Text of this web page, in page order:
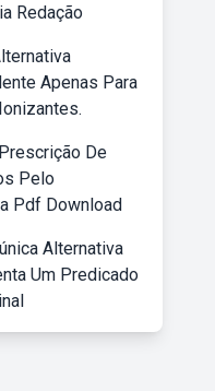
Redação
Apenas Para
De
Pelo
Pdf Download
Alternativa
Um Predicado